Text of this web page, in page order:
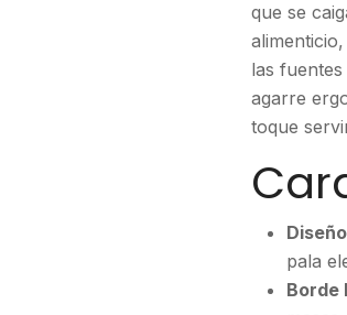
que se
las
agarre
toque
pala
Borde